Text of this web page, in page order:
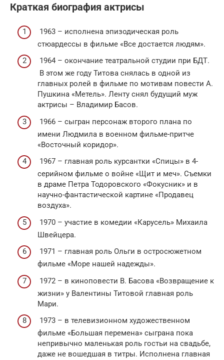
Краткая биография актрисы
1963 – исполнена эпизодическая роль
стюардессы в фильме «Все достается людям».
1964 – окончание театральной студии при БДТ.
В этом же году Титова снялась в одной из
главных ролей в фильме по мотивам повести А.
Пушкина «Метель». Ленту снял будущий муж
актрисы – Владимир Басов.
1966 – сыгран персонаж второго плана по
имени Людмила в военном фильме-притче
«Восточный коридор».
1967 – главная роль курсантки «Спицы» в 4-
серийном фильме о войне «Щит и меч». Съемки
в драме Петра Тодоровского «Фокусник» и в
научно-фантастической картине «Продавец
воздуха».
1970 – участие в комедии «Карусель» Михаила
Швейцера.
1971 – главная роль Ольги в остросюжетном
фильме «Море нашей надежды».
1972 – в киноповести В. Басова «Возвращение к
жизни» у Валентины Титовой главная роль
Мари.
1973 – в телевизионном художественном
фильме «Большая перемена» сыграна пока
непривычно маленькая роль гостьи на свадьбе,
даже не вошедшая в титры. Исполнена главная